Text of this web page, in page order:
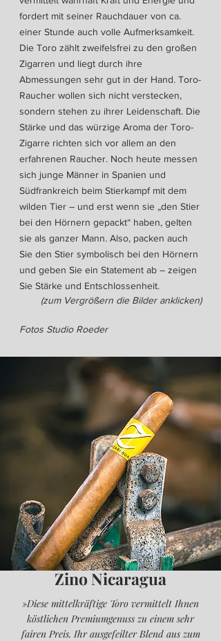
fordert mit seiner Rauchdauer von ca.
einer Stunde auch volle Aufmerksamkeit.
Die Toro zählt zweifelsfrei zu den großen
Zigarren und liegt durch ihre
Abmessungen sehr gut in der Hand. Toro-
Raucher wollen sich nicht verstecken,
sondern stehen zu ihrer Leidenschaft. Die
Stärke und das würzige Aroma der Toro-
Zigarre richten sich vor allem an den
erfahrenen Raucher. Noch heute messen
sich junge Männer in Spanien und
Südfrankreich beim Stierkampf mit dem
wilden Tier – und erst wenn sie „den Stier
bei den Hörnern gepackt“ haben, gelten
sie als ganzer Mann. Also, packen auch
Sie den Stier symbolisch bei den Hörnern
und geben Sie ein Statement ab – zeigen
Sie Stärke und Entschlossenheit.
(zum Vergrößern die Bilder anklicken)
Fotos Studio Roeder
Zino Nicaragua
»Diese mittelkräftige Toro vermittelt Ihnen
köstlichen Premiumgenuss zu einem sehr
fairen Preis. Ihr ausgefeilter Blend aus zum